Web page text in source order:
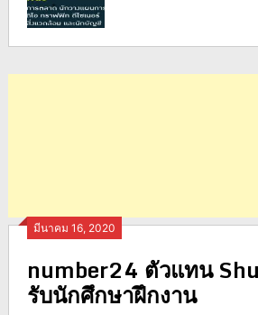
มีนาคม 16, 2020
number24 ตัวแทน
รับนักศึกษาฝึกงาน